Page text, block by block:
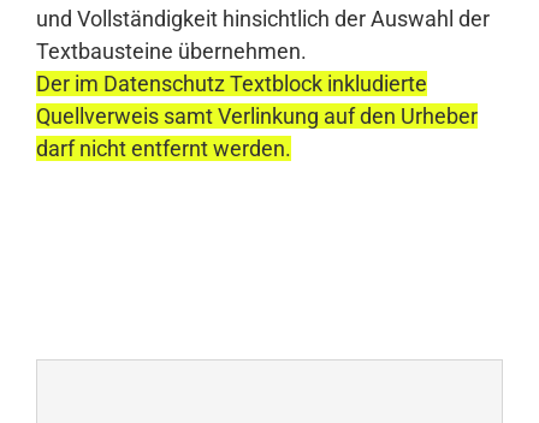
und Vollständigkeit hinsichtlich der Auswahl der
Textbausteine übernehmen.
Der im Datenschutz Textblock inkludierte
Quellverweis samt Verlinkung auf den Urheber
darf nicht entfernt werden.